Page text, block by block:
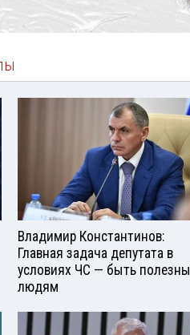
Владимир Константинов:
Главная задача депутата в
условиях ЧС — быть
людям